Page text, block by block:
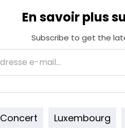
En savoir plus
Subscribe to get the
Concert Luxembourg